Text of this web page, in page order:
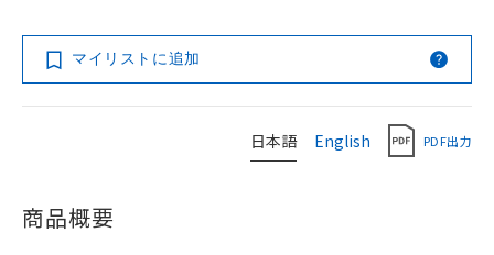
マイリストに追加
日本語 English PDF出力
商品概要